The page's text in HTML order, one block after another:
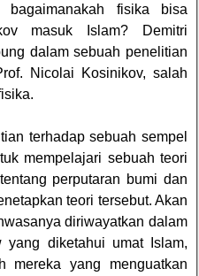
fisika bisa
masuk Islam? Demitri
dalam sebuah penelitian
Nicolai Kosinikov, salah
terhadap sebuah sempel
mempelajari sebuah teori
perputaran bumi dan
teori tersebut. Akan
diriwayatkan dalam
diketahui umat Islam,
mereka yang menguatkan